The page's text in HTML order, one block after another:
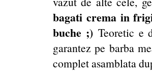
bagati crema in
buche ;)Teoretic e
garantez pe barba
complet asamblata